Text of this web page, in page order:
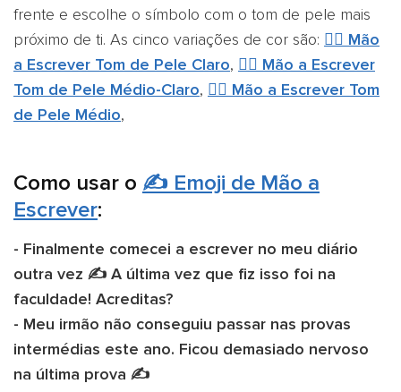
frente e escolhe o símbolo com o tom de pele mais
próximo de ti. As cinco variações de cor são: ✍🏻 Mão
a Escrever Tom de Pele Claro, ✍🏼 Mão a Escrever
Tom de Pele Médio-Claro, ✍🏽 Mão a Escrever Tom
de Pele Médio,
Como usar o ✍️ Emoji de Mão a
Escrever:
- Finalmente comecei a escrever no meu diário
outra vez ✍️ A última vez que fiz isso foi na
faculdade! Acreditas?
- Meu irmão não conseguiu passar nas provas
intermédias este ano. Ficou demasiado nervoso
na última prova ✍️